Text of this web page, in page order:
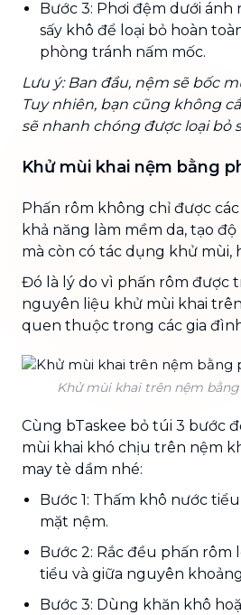
Bước 3: Phơi đệm dưới
sấy khô để loại bỏ hoàn
phòng tránh nấm mốc.
Lưu ý: Ban đầu, nệm sẽ bốc
Tuy nhiên, bạn cũng không
sẽ nhanh chóng được loại bỏ
Khử mùi khai nệm bằng
Phấn rôm không chỉ được
khả năng làm mềm da, tạo
mà còn có tác dụng khử mùi,
Đó là lý do vì phấn rôm được
nguyên liệu khử mùi khai
quen thuộc trong các gia
Khử mùi khai trên nệm
Cùng bTaskee bỏ túi 3 bước
mùi khai khó chịu trên nệm
may tè dầm nhé:
Bước 1: Thấm khô nước
mặt nệm.
Bước 2: Rắc đều phấn rôm
tiểu và giữa nguyên
Bước 3: Dùng khăn khô